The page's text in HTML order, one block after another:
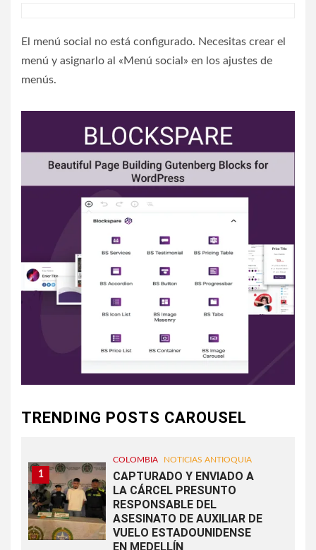
El menú social no está configurado. Necesitas crear el
menú y asignarlo al «Menú social» en los ajustes de
menús.
TRENDING POSTS CAROUSEL
1
COLOMBIA NOTICIAS ANTIOQUIA
CAPTURADO Y ENVIADO A
LA CÁRCEL PRESUNTO
RESPONSABLE DEL
ASESINATO DE AUXILIAR DE
VUELO ESTADOUNIDENSE
EN MEDELLÍN